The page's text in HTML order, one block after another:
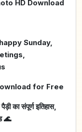
HD Download
Sunday,
for Free
का संपूर्ण इतिहास,
🌊